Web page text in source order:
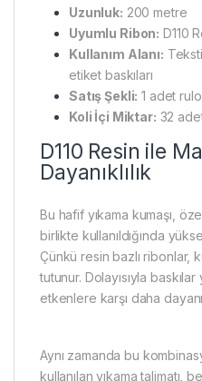
Uzunluk: 200 metre
Uyumlu Ribon: D110
Kullanım Alanı:
etiket baskıları
Satış Şekli: 1 adet rulo
Koli İçi Miktar: 32
D110 Resin ile
Dayanıklılık
Bu hafif yıkama kumaşı,
birlikte kullanıldığında
Çünkü resin bazlı ribonlar,
tutunur. Dolayısıyla
etkenlere karşı daha
Aynı zamanda bu
kullanılan yıkama talimatı,